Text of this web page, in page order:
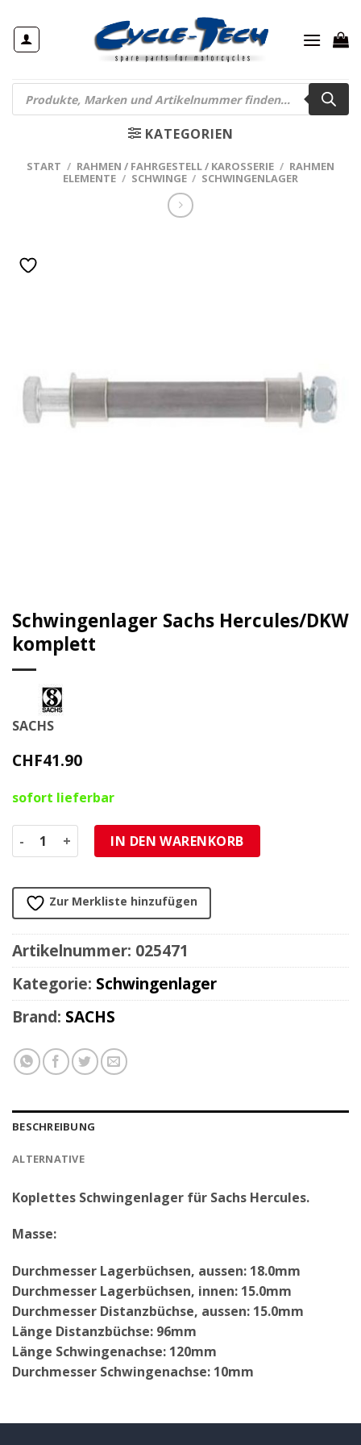
Inhalt
springen
Products
search
KATEGORIEN
START / RAHMEN / FAHRGESTELL / KAROSSERIE / RAHMEN
ELEMENTE / SCHWINGE / SCHWINGENLAGER
Schwingenlager Sachs Hercules/DKW
komplett
SACHS
CHF41.90
sofort lieferbar
Schwingenlager Sachs Hercules/DKW komplett Menge
IN DEN WARENKORB
Zur Merkliste hinzufügen
Artikelnummer: 025471
Kategorie: Schwingenlager
Brand: SACHS
BESCHREIBUNG
ALTERNATIVE
Koplettes Schwingenlager für Sachs Hercules.
Masse:
Durchmesser Lagerbüchsen, aussen: 18.0mm
Durchmesser Lagerbüchsen, innen: 15.0mm
Durchmesser Distanzbüchse, aussen: 15.0mm
Länge Distanzbüchse: 96mm
Länge Schwingenachse: 120mm
Durchmesser Schwingenachse: 10mm